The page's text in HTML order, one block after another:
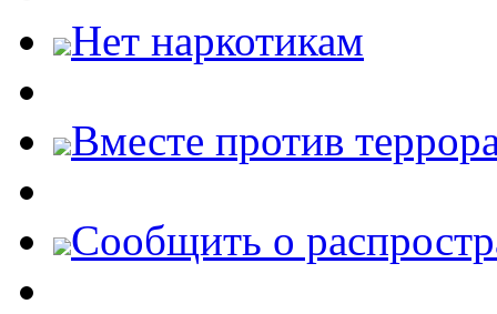
Нет наркотикам
Вместе против
Cообщить о